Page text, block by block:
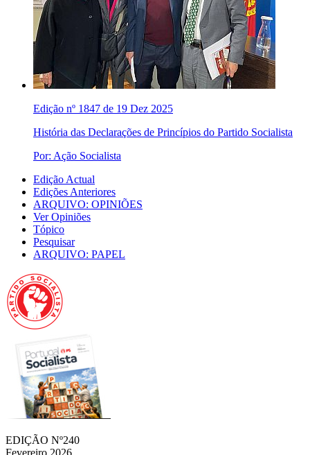
Edição nº 1847 de 19 Dez 2025
História das Declarações de Princípios do Partido Socialista
Por: Ação Socialista
Edição Actual
Edições Anteriores
ARQUIVO: OPINIÕES
Ver Opiniões
Tópico
Pesquisar
ARQUIVO: PAPEL
EDIÇÃO Nº240
Fevereiro 2026